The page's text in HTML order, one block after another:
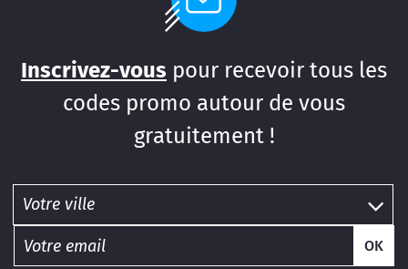
Inscrivez-vous pour recevoir tous les
codes promo autour de vous
gratuitement !
OK